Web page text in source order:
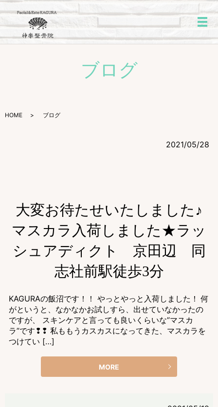
メ
ブログ
HOME ブログ
2021/05/28
大変お待たせいたしました♪
マスカラ入荷しました★ラッ
シュアディクト 京田辺 同
志社前駅徒歩3分
KAGURAの飯沼です！！ やっとやっと入荷しました！ 何
がというと、なかなかお試しすら、出せていなかったの
ですが、 スキンケアと言っても良いくらいな”マスカ
ラ”です❢❢ 私ももうカスカスになってきた、マスカラを
つけてい […]
MORE